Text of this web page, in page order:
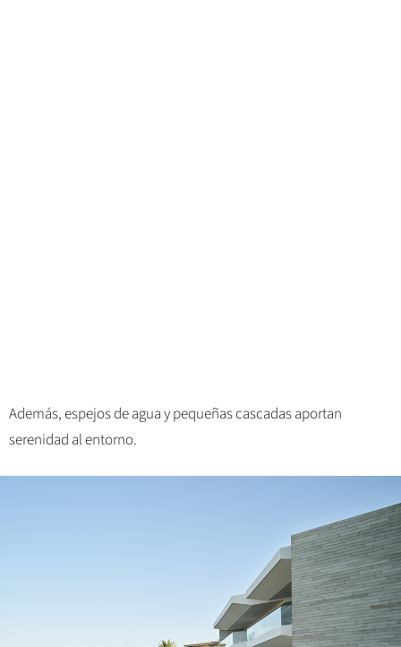
Además, espejos de agua y pequeñas cascadas aportan
serenidad al entorno.